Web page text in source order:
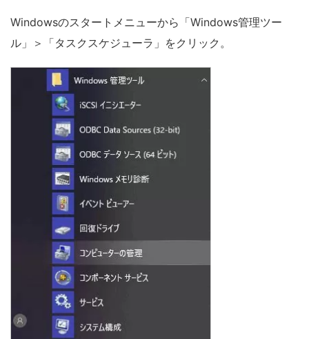
Windowsのスタートメニューから「Windows管理ツー
ル」＞「タスクスケジューラ」をクリック。